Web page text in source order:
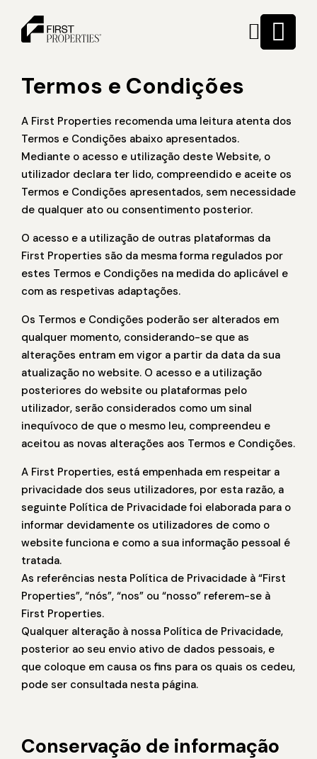
Termos e Condições
A First Properties recomenda uma leitura atenta dos
Termos e Condições abaixo apresentados.
Mediante o acesso e utilização deste Website, o
utilizador declara ter lido, compreendido e aceite os
Termos e Condições apresentados, sem necessidade
de qualquer ato ou consentimento posterior.
O acesso e a utilização de outras plataformas da
First Properties são da mesma forma regulados por
estes Termos e Condições na medida do aplicável e
com as respetivas adaptações.
Os Termos e Condições poderão ser alterados em
qualquer momento, considerando-se que as
alterações entram em vigor a partir da data da sua
atualização no website. O acesso e a utilização
posteriores do website ou plataformas pelo
utilizador, serão considerados como um sinal
inequívoco de que o mesmo leu, compreendeu e
aceitou as novas alterações aos Termos e Condições.
A First Properties, está empenhada em respeitar a
privacidade dos seus utilizadores, por esta razão, a
seguinte Política de Privacidade foi elaborada para o
informar devidamente os utilizadores de como o
website funciona e como a sua informação pessoal é
tratada.
As referências nesta Política de Privacidade à “First
Properties”, “nós”, “nos” ou “nosso” referem-se à
First Properties.
Qualquer alteração à nossa Política de Privacidade,
posterior ao seu envio ativo de dados pessoais, e
que coloque em causa os fins para os quais os cedeu,
pode ser consultada nesta página.
Conservação de informação